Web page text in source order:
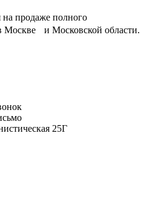
на продаже полного
Москве и Московской области.
25Г